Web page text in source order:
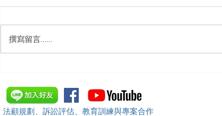
訓練）課程，邀請本所所長 邱
靖棠律師 擔任講師
撰寫留言......
法顧規劃、訴訟評估、教育訓練與專案合作